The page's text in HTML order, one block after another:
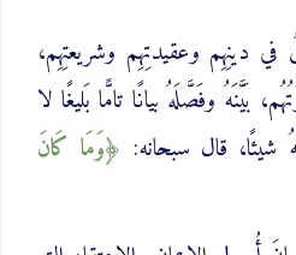
دينِهِم وعقيدتِهِم وشريعتِهِم،
بَيَّنَهُ وفَصَّلَهُ بيانًا تامًّا بَليغًا لا
قال سبحانه:
‌وَمَا ‌كَانَ